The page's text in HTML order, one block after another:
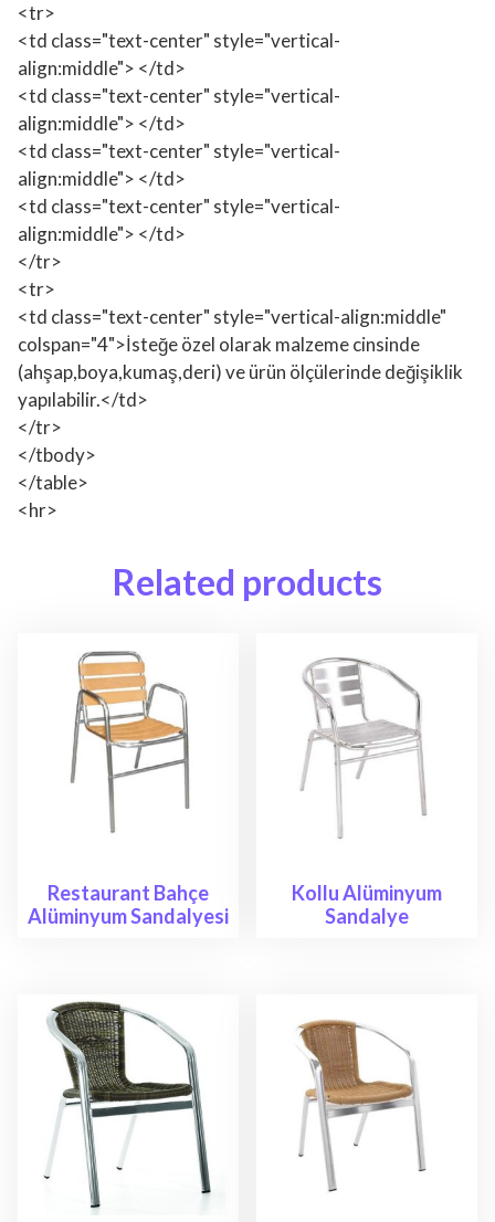
<tr>
<td class="text-center" style="vertical-
align:middle"> </td>
<td class="text-center" style="vertical-
align:middle"> </td>
<td class="text-center" style="vertical-
align:middle"> </td>
<td class="text-center" style="vertical-
align:middle"> </td>
</tr>
<tr>
<td class="text-center" style="vertical-align:middle"
colspan="4">İsteğe özel olarak malzeme cinsinde
(ahşap,boya,kumaş,deri) ve ürün ölçülerinde değişiklik
yapılabilir.</td>
</tr>
</tbody>
</table>
<hr>
Related products
Restaurant Bahçe
Alüminyum Sandalyesi
Kollu Alüminyum
Sandalye